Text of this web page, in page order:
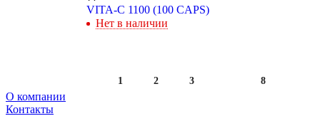
VITA-C 1100 (100 CAPS)
Нет в наличии
1 2 3 8
О компании
Контакты